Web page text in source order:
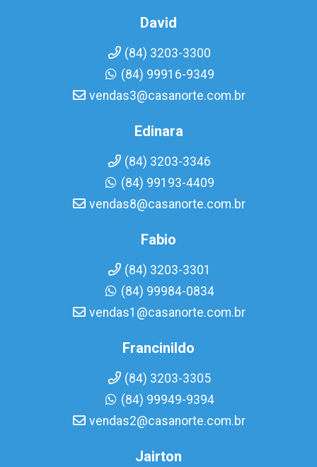
David
(84) 3203-3300
(84) 99916-9349
vendas3@casanorte.com.br
Edinara
(84) 3203-3346
(84) 99193-4409
vendas8@casanorte.com.br
Fabio
(84) 3203-3301
(84) 99984-0834
vendas1@casanorte.com.br
Francinildo
(84) 3203-3305
(84) 99949-9394
vendas2@casanorte.com.br
Jairton